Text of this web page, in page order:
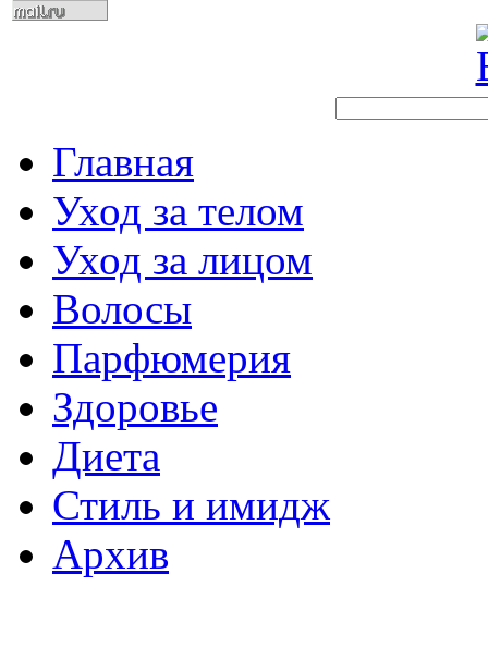
Главная
Уход за телом
Уход за лицом
Волосы
Парфюмерия
Здоровье
Диета
Стиль и имидж
Архив